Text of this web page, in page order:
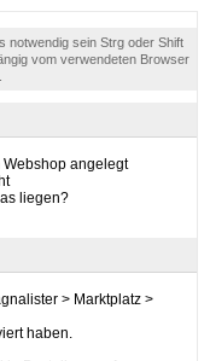
notwendig sein Strg oder Shift
vom verwendeten Browser